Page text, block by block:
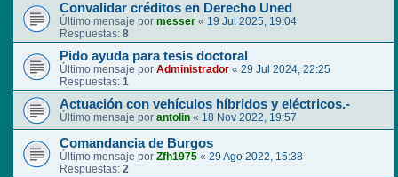
Convalidar créditos en Derecho Uned
Último mensaje por messer « 19 Jul 2025, 19:04
Respuestas: 8
Pido ayuda para tesis doctoral
Último mensaje por Administrador « 29 Jul 2024, 22:25
Respuestas: 1
Actuación con vehículos híbridos y eléctricos.-
Último mensaje por antolin « 18 Nov 2022, 19:57
Comandancia de Burgos
Último mensaje por Zfh1975 « 29 Ago 2022, 15:38
Respuestas: 2